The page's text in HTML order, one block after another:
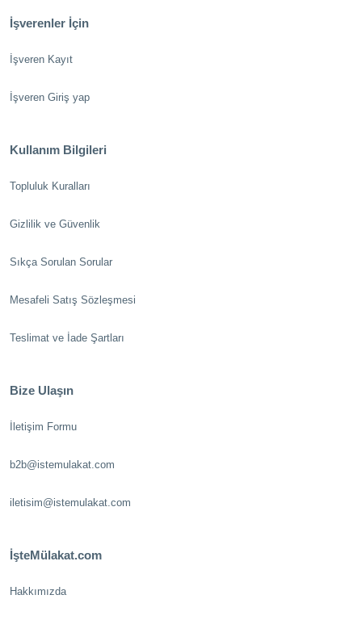
İşverenler İçin
İşveren Kayıt
İşveren Giriş yap
Kullanım Bilgileri
Topluluk Kuralları
Gizlilik ve Güvenlik
Sıkça Sorulan Sorular
Mesafeli Satış Sözleşmesi
Teslimat ve İade Şartları
Bize Ulaşın
İletişim Formu
b2b@istemulakat.com
iletisim@istemulakat.com
İşteMülakat.com
Hakkımızda